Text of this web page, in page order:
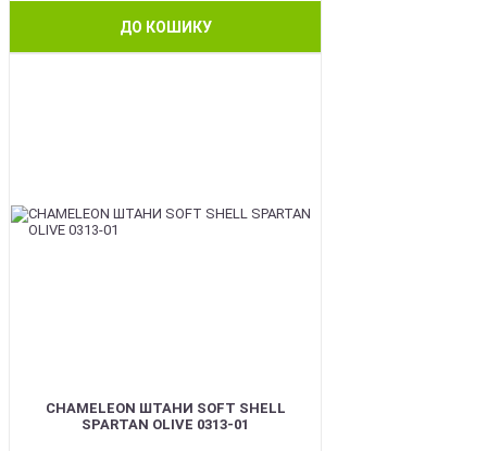
ДО КОШИКУ
CHAMELEON ШТАНИ SOFT SHELL
SPARTAN OLIVE 0313-01